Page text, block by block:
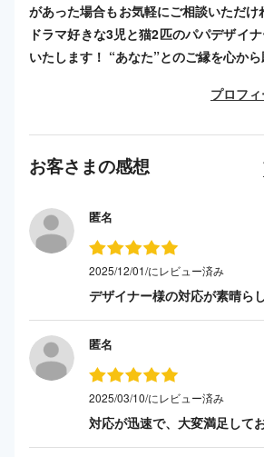
があった場合もお気軽にご相談いただ
ドラマ好きな3児と猫2匹のパパデザイ
いたします！ “あなた”とのご縁を心か
プロフ
お客さまの感想
匿名
2025/12/01/にレビュー済み
デザイナー様の対応が素晴ら
匿名
2025/03/10/にレビュー済み
対応が迅速で、大変満足して